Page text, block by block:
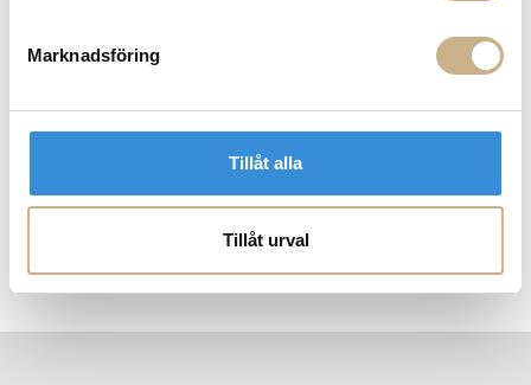
Marknadsföring
Tillåt alla
Tillåt urval